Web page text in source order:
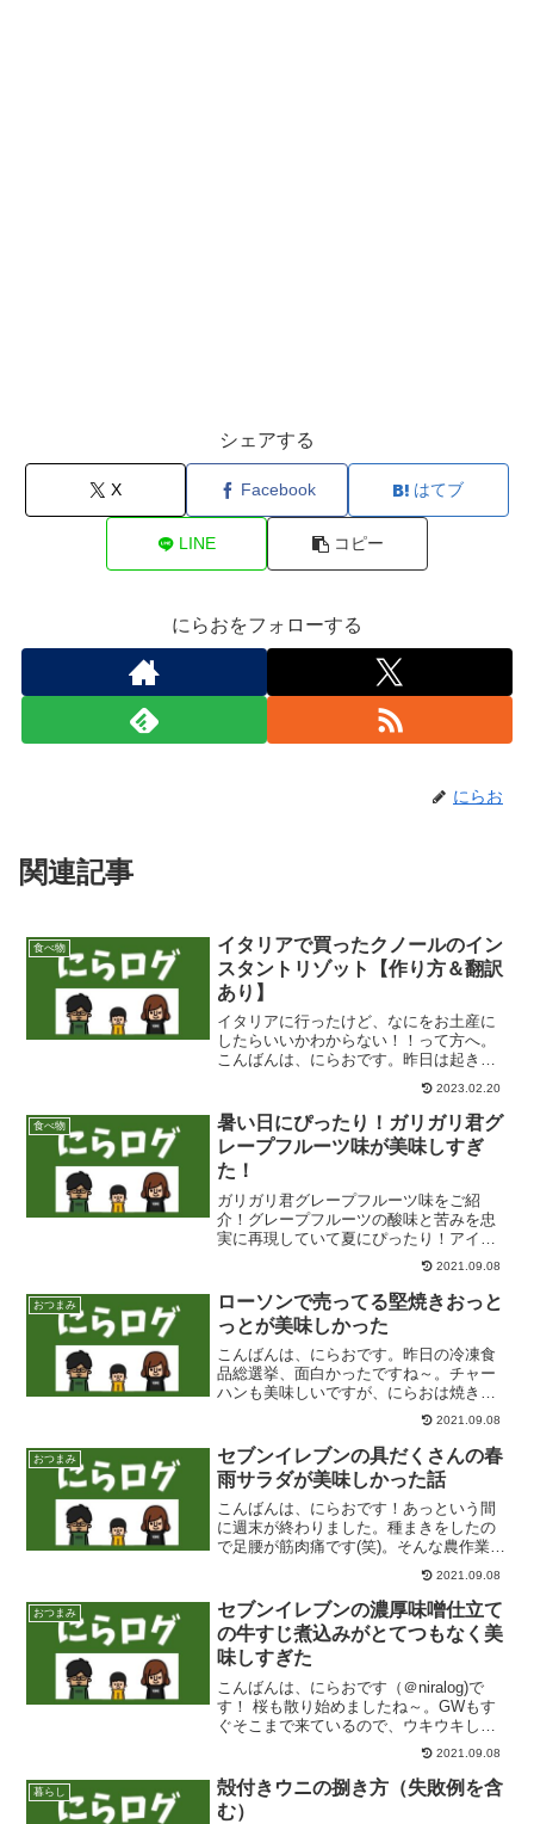
シェアする
X Facebook はてブ
LINE コピー
にらおをフォローする
にらお
関連記事
食べ物
イタリアで買ったクノールのイン
スタントリゾット【作り方＆翻訳
あり】
イタリアに行ったけど、なにをお土産に
したらいいかわからない！！って方へ。
こんばんは、にらおです。昨日は起きた
らお昼過ぎ。最高の休日を過ごすことが
できました！(笑)お昼ご飯にあるものを食
べました。それがこれ！クノールのイン
スタントリゾット（ペ...
2023.02.20
食べ物
暑い日にぴったり！ガリガリ君グ
レープフルーツ味が美味しすぎ
た！
ガリガリ君グレープフルーツ味をご紹
介！グレープフルーツの酸味と苦みを忠
実に再現していて夏にぴったり！アイス
ボックスとガリガリ君がコレボしたとい
っても過言ではない！そんなお味です
2021.09.08
おつまみ
ローソンで売ってる堅焼きおっと
っとが美味しかった
こんばんは、にらおです。昨日の冷凍食
品総選挙、面白かったですね～。チャー
ハンも美味しいですが、にらおは焼きお
にぎり派です。でも1位を選ぶなら
ば・・・ これですね(笑)。
子供のころ大好きで、よくお弁当に入れ
てもらっていました。未だ...
2021.09.08
おつまみ
セブンイレブンの具だくさんの春
雨サラダが美味しかった話
こんばんは、にらおです！あっという間
に週末が終わりました。種まきをしたの
で足腰が筋肉痛です(笑)。そんな農作業の
記事、米作り紹介企画第2弾『種まき』編
www.niraoblog.com さて、酒飲みたいけ
ど太りたくないア...
2021.09.08
おつまみ
セブンイレブンの濃厚味噌仕立て
の牛すじ煮込みがとてつもなく美
味しすぎた
こんばんは、にらおです（＠niralog)で
す！ 桜も散り始めましたね～。GWもす
ぐそこまで来ているので、ウキウキして
いる方もいるのではないでしょうか？
(笑)。 さて、ここ最近『ブログのネタの
ため』というのを口実に、飲んでばっか
りのにらおで...
2021.09.08
暮らし
殻付きウニの捌き方（失敗例を含
む）